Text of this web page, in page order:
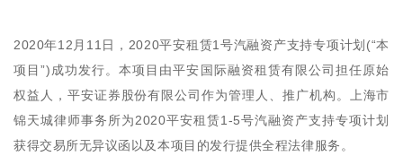
2020年12月11日，2020平安租赁1号汽融资产支持专项计划(“本
项目”)成功发行。本项目由平安国际融资租赁有限公司担任原始
权益人，平安证券股份有限公司作为管理人、推广机构。上海市
锦天城律师事务所为2020平安租赁1-5号汽融资产支持专项计划
获得交易所无异议函以及本项目的发行提供全程法律服务。